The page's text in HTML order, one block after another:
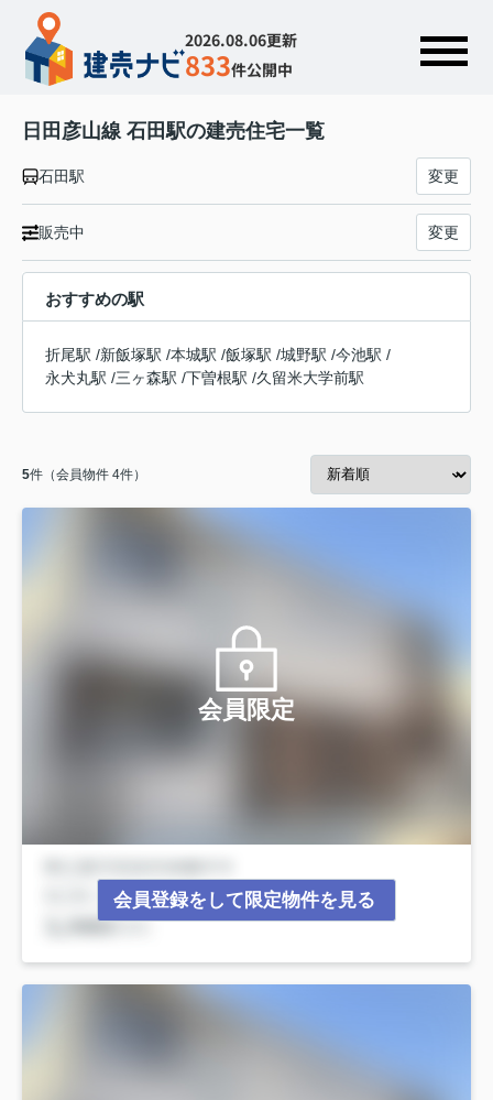
2026.08.06更新
833件公開中
日田彦山線 石田駅の建売住宅一覧
石田駅 変更
販売中 変更
おすすめの駅
折尾駅 /新飯塚駅 /本城駅 /飯塚駅 /城野駅 /今池駅 /
永犬丸駅 /三ヶ森駅 /下曽根駅 /久留米大学前駅
5件（会員物件 4件）
会員限定
会員登録をして限定物件を見る